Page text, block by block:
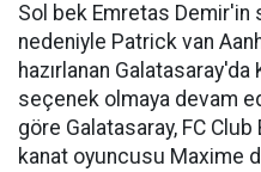
Sol bek Emretas Demir'in
nedeniyle Patrick van
hazırlanan
seçenek olmaya devam
göre Galatasaray, FC
kanat oyuncusu Maxime